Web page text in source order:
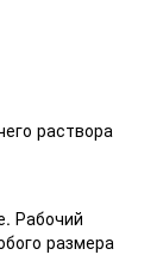
раствора
Рабочий
размера